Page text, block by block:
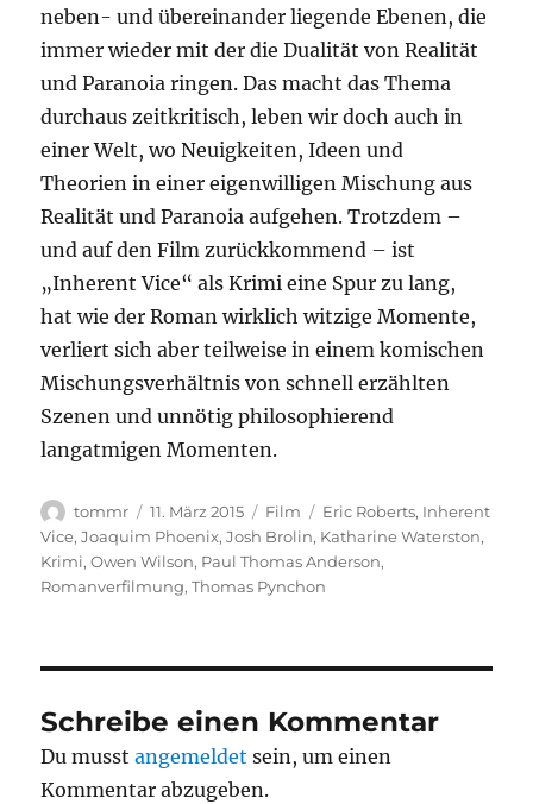
neben- und übereinander liegende Ebenen, die
immer wieder mit der die Dualität von Realität
und Paranoia ringen. Das macht das Thema
durchaus zeitkritisch, leben wir doch auch in
einer Welt, wo Neuigkeiten, Ideen und
Theorien in einer eigenwilligen Mischung aus
Realität und Paranoia aufgehen. Trotzdem –
und auf den Film zurückkommend – ist
„Inherent Vice“ als Krimi eine Spur zu lang,
hat wie der Roman wirklich witzige Momente,
verliert sich aber teilweise in einem komischen
Mischungsverhältnis von schnell erzählten
Szenen und unnötig philosophierend
langatmigen Momenten.
Autor
tommr
Veröffentlicht
am
11. März 2015 Kategorien
Film Schlagwörter
Eric Roberts, Inherent
Vice,Joaquim Phoenix,Josh Brolin, Katharine Waterston,
Krimi,Owen Wilson, Paul Thomas Anderson,
Romanverfilmung,Thomas Pynchon
Schreibe einen Kommentar
Du musstangemeldet sein, um einen
Kommentar abzugeben.